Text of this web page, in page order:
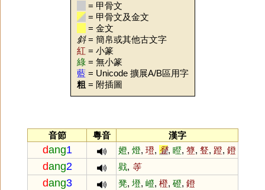
= 甲骨文
= 甲骨文及金文
= 金文
斜= 簡帛或其他古文字
紅 = 小篆
綠 = 無小篆
藍 = Unicode 擴展A/B區用字
粗 = 附插圖
音節 粵音 漢字
dang1 嬁, 燈, 璒, 登, 瞪, 簦, 豋, 蹬, 鐙
dang2 戥, 等
dang3 凳, 墱, 嶝, 橙, 磴, 鐙